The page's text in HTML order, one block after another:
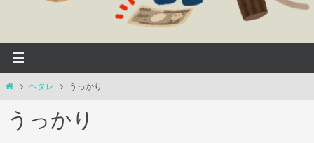
ホ
ム
ヘタレ うっかり
うっかり